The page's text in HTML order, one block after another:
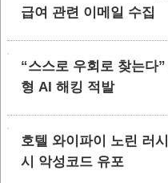
급여 관련 이메일 수집
“스스로 우회로 찾는다
형 AI 해킹 적발
호텔 와이파이 노린 러
시 악성코드 유포